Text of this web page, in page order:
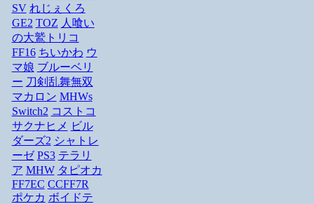
SV れじぇくろ
GE2 TOZ 人喰い
の大鷲トリコ
FF16 ちいかわ ウ
マ娘 ブルーベリ
ー 刀剣乱舞無双
マカロン MHWs
Switch2 コストコ
サクナヒメ ビル
ダーズ2 シャトレ
ーゼ PS3 テラリ
ア MHW タピオカ
FF7EC CCFF7R
ポケカ ボイドテ